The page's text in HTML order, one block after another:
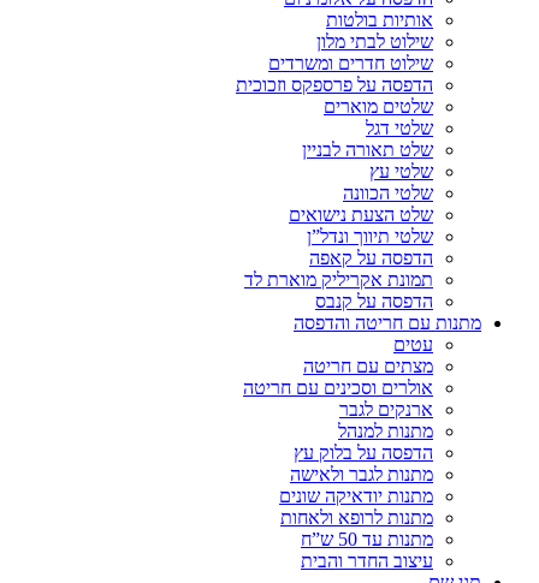
אותיות בולטות
שילוט לבתי מלון
שילוט חדרים ומשרדים
הדפסה על פרספקס וזכוכית
שלטים מוארים
שלטי דגל
שלט תאורה לבניין
שלטי עץ
שלטי הכוונה
שלט הצעת נישואים
שלטי תיווך ונדל”ן
הדפסה על קאפה
תמונת אקריליק מוארת לד
הדפסה על קנבס
מתנות עם חריטה והדפסה
עטים
מצתים עם חריטה
אולרים וסכינים עם חריטה
ארנקים לגבר
מתנות למנהל
הדפסה על בלוק עץ
מתנות לגבר ולאישה
מתנות יודאיקה שונים
מתנות לרופא ולאחות
מתנות עד 50 ש”ח
עיצוב החדר והבית